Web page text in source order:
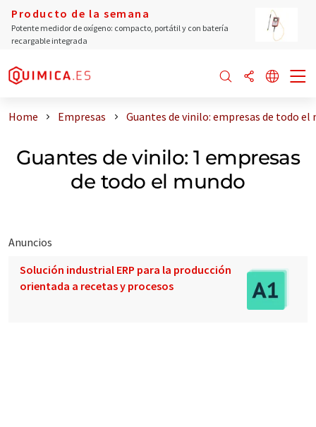
Producto de la semana
Potente medidor de oxígeno: compacto, portátil y con batería
recargable integrada
Home Empresas Guantes de vinilo: empresas de todo el
Guantes de vinilo: 1 empresas
de todo el mundo
Anuncios
Solución industrial ERP para la producción
orientada a recetas y procesos